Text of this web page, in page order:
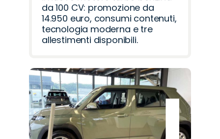
da 100 CV: promozione da
14.950 euro, consumi contenuti,
tecnologia moderna e tre
allestimenti disponibili.